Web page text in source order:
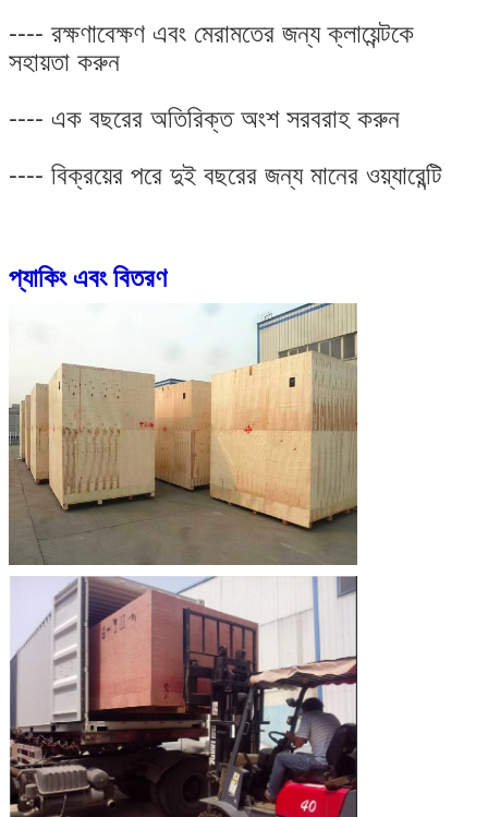
---- রক্ষণাবেক্ষণ এবং মেরামতের জন্য ক্লায়েন্টকে
সহায়তা করুন
---- এক বছরের অতিরিক্ত অংশ সরবরাহ করুন
---- বিক্রয়ের পরে দুই বছরের জন্য মানের ওয়্যারেন্টি
প্যাকিং এবং বিতরণ